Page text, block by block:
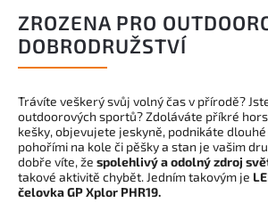
ZROZENA PRO
DOBRODRUŽSTVÍ
Trávíte veškerý svůj volný čas v přírodě?
outdoorových sportů? Zdoláváte příkré
kešky, objevujete jeskyně, podnikáte
pohořími na kole či pěšky a stan je vašim
dobře víte, že spolehlivý a odolný zdroj
takové aktivitě chybět. Jedním takovým je
čelovka GP Xplor PHR19.